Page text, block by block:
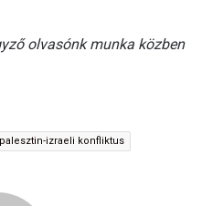
olvasónk munka közben
palesztin-izraeli konfliktus